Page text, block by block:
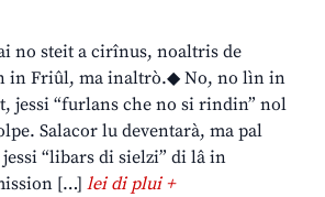
no steit a cirînus, noaltris de
in Friûl, ma inaltrò.◆ No, no lìn in
jessi “furlans che no si rindin” nol
Salacor lu deventarà, ma pal
“libars di sielzi” di lâ in
[…] lei di plui +